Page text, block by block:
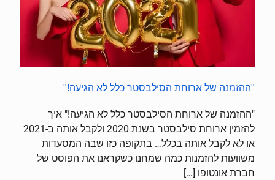
"ההזמנה של ארוחת הסילבסטר כלל לא הגיעה!"
"ההזמנה של ארוחת הסילבסטר כלל לא הגיעה!" איך
להזמין ארוחת סילבסטר בשנת 2020 ולקבל אותה ב-2021
או לא לקבל אותה בכלל… בתקופה כזו שבה המסעדות
משוועות להזמנות כמה שמחנו כשקראנו את הפוסט של
חברת אונטופו […]